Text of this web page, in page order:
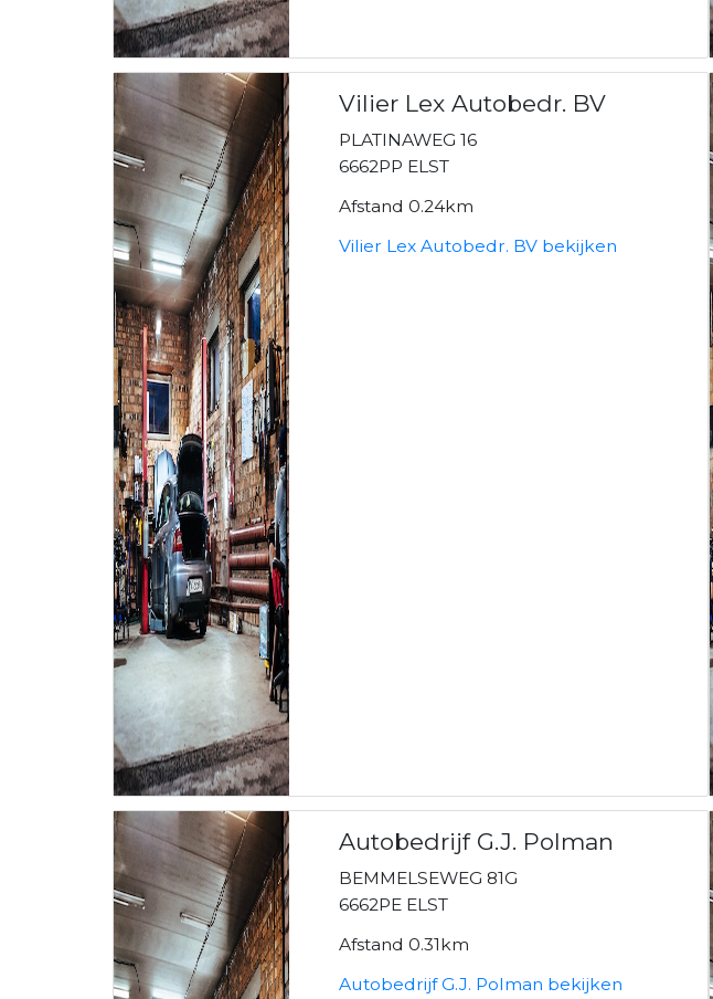
Vilier Lex Autobedr. BV
PLATINAWEG 16
6662PP ELST
Afstand 0.24km
Vilier Lex Autobedr. BV bekijken
Autobedrijf G.J. Polman
BEMMELSEWEG 81G
6662PE ELST
Afstand 0.31km
Autobedrijf G.J. Polman bekijken